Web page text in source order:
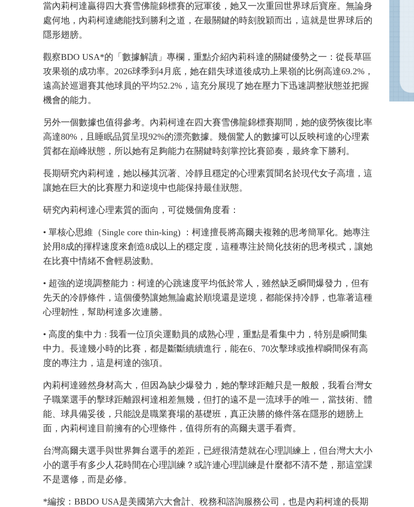
當內莉柯達贏得四大賽雪佛龍錦標賽的冠軍後，她又一次重回世界球后寶座。無論身
處何地，內莉柯達總能找到勝利之道，在最關鍵的時刻脫穎而出，這就是世界球后的
隱形翅膀。
觀察BDO USA*的「數據解讀」專欄，重點介紹內莉科達的關鍵優勢之一：從長草區
攻果嶺的成功率。2026球季到4月底，她在錯失球道後成功上果嶺的比例高達69.2%，
遠高於巡迴賽其他球員的平均52.2%，這充分展現了她在壓力下迅速調整狀態並把握
機會的能力。
另外一個數據也值得參考。內莉柯達在四大賽雪佛龍錦標賽期間，她的疲勞恢復比率
高達80%，且睡眠品質呈現92%的漂亮數據。幾個驚人的數據可以反映柯達的心理素
質都在巔峰狀態，所以她有足夠能力在關鍵時刻掌控比賽節奏，最終拿下勝利。
長期研究內莉柯達，她以極其沉著、冷靜且穩定的心理素質聞名於現代女子高壇，這
讓她在巨大的比賽壓力和逆境中也能保持最佳狀態。
研究內莉柯達心理素質的面向，可從幾個角度看：
• 單核心思維（Single core thin-king) ：柯達擅長將高爾夫複雜的思考簡單化。她專注
於用8成的揮桿速度來創造8成以上的穩定度，這種專注於簡化技術的思考模式，讓她
在比賽中情緒不會輕易波動。
• 超強的逆境調整能力：柯達的心跳速度平均低於常人，雖然缺乏瞬間爆發力，但有
先天的冷靜條件，這個優勢讓她無論處於順境還是逆境，都能保持冷靜，也靠著這種
心理韌性，幫助柯達多次連勝。
• 高度的集中力 : 我看一位頂尖運動員的成熟心理，重點是看集中力，特別是瞬間集
中力。長達幾小時的比賽，都是斷斷續續進行，能在6、70次擊球或推桿瞬間保有高
度的專注力，這是柯達的強項。
內莉柯達雖然身材高大，但因為缺少爆發力，她的擊球距離只是一般般，我看台灣女
子職業選手的擊球距離跟柯達相差無幾，但打的遠不是一流球手的唯一，當技術、體
能、球具備妥後，只能說是職業賽場的基礎班，真正決勝的條件落在隱形的翅膀上
面，內莉柯達目前擁有的心理條件，值得所有的高爾夫選手看齊。
台灣高爾夫選手與世界舞台選手的差距，已經很清楚就在心理訓練上，但台灣大大小
小的選手有多少人花時間在心理訓練？或許連心理訓練是什麼都不清不楚，那這堂課
不是選修，而是必修。
*編按：BBDO USA是美國第六大會計、稅務和諮詢服務公司，也是內莉柯達的長期